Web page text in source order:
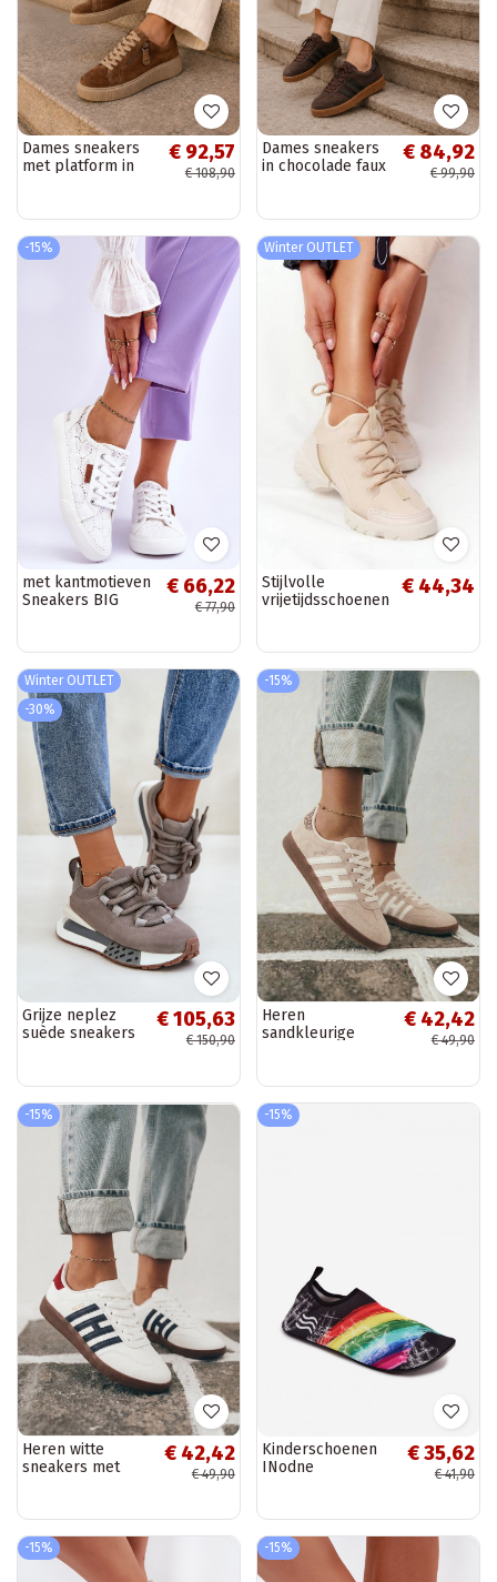
Dames sneakers
met platform in
€ 92,57
€ 108,90
Dames sneakers
in chocolade faux
€ 84,92
€ 99,90
-15%
met kantmotieven
Sneakers BIG
€ 66,22
€ 77,90
Winter OUTLET
Stijlvolle
vrijetijdsschoenen
€ 44,34
Winter OUTLET
-30%
Grijze neplez
suède sneakers
Artiker 54C1463
€ 105,63
€ 150,90
-15%
Heren
sandkleurige
€ 42,42
€ 49,90
-15%
Heren witte
sneakers met
€ 42,42
€ 49,90
-15%
Kinderschoenen
INodne
verschillende
kleuren
€ 35,62
€ 41,90
-15% -15%